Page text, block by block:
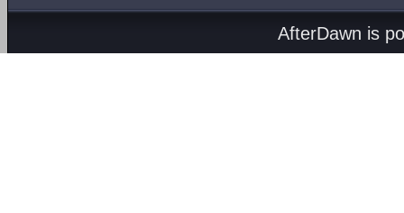
AfterDawn is